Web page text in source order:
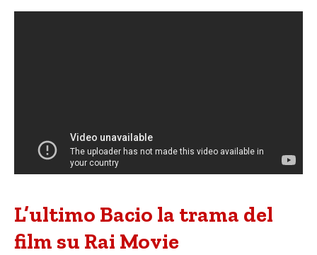
L’ultimo Bacio la trama del
film su Rai Movie